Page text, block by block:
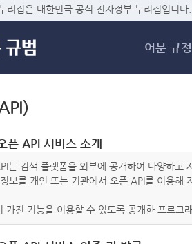
메
리집은 대한민국 공식 전자정부 누리집입니다.
어문 규정
픈 API 서비스 소개
는 검색 플랫폼을 외부에 공개하여 다양하
보를 개인 또는 기관에서 오픈 API를 이용해
가진 기능을 이용할 수 있도록 공개한 프로그